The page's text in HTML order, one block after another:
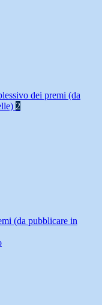
dei premi (da
2
(da pubblicare in